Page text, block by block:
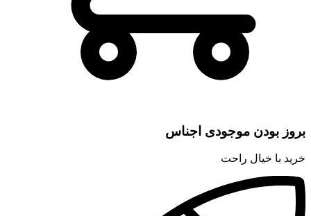
بروز بودن موجودی اجناس
خرید با خیال راحت